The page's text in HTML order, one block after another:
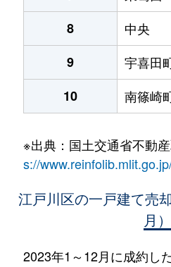
8
中央
9
宇喜田
10
南篠崎
※出典：国土交通省不動
s://
江戸川区の一戸建て売
月）
2023年1～12月に成約し